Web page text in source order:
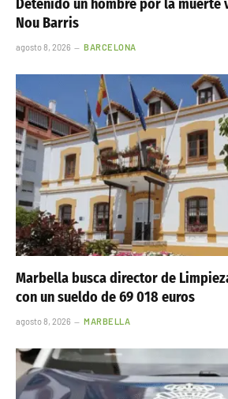
Detenido un hombre por la muerte
Nou Barris
agosto 8, 2026 BARCELONA
Marbella busca director de
con un sueldo de 69 018 euros
agosto 8, 2026 MARBELLA